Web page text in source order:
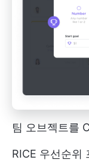
팀 오브젝트를
RICE 우선순위